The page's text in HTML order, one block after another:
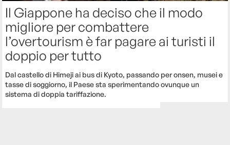
Il Giappone ha deciso che il modo
migliore per combattere
l’overtourism è far pagare ai turisti il
doppio per tutto
Dal castello di Himeji ai bus di Kyoto, passando per onsen, musei e
tasse di soggiorno, il Paese sta sperimentando ovunque un
sistema di doppia tariffazione.